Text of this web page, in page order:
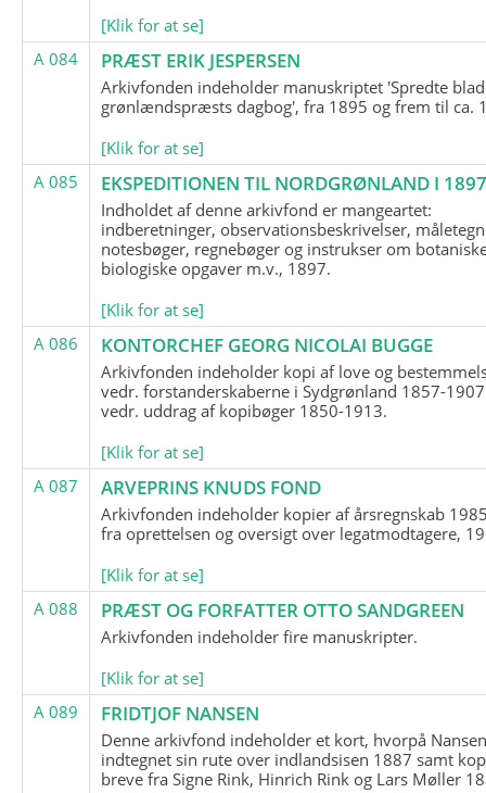
[Klik for at se]
A 084
PRÆST ERIK JESPERSEN
Arkivfonden indeholder manuskriptet 'Spredte
grønlændspræsts dagbog', fra 1895 og frem til ca.
[Klik for at se]
A 085
EKSPEDITIONEN TIL NORDGRØNLAND I
Indholdet af denne arkivfond er mangeartet:
indberetninger, observationsbeskrivelser,
notesbøger, regnebøger og instrukser om
biologiske opgaver m.v., 1897.
[Klik for at se]
A 086
KONTORCHEF GEORG NICOLAI BUGGE
Arkivfonden indeholder kopi af love og
vedr. forstanderskaberne i Sydgrønland 1857-
vedr. uddrag af kopibøger 1850-1913.
[Klik for at se]
A 087
ARVEPRINS KNUDS FOND
Arkivfonden indeholder kopier af årsregnskab
fra oprettelsen og oversigt over legatmodtagere,
[Klik for at se]
A 088
PRÆST OG FORFATTER OTTO SANDGREEN
Arkivfonden indeholder fire manuskripter.
[Klik for at se]
A 089
FRIDTJOF NANSEN
Denne arkivfond indeholder et kort, hvorpå
indtegnet sin rute over indlandsisen 1887 samt
breve fra Signe Rink, Hinrich Rink og Lars Møller